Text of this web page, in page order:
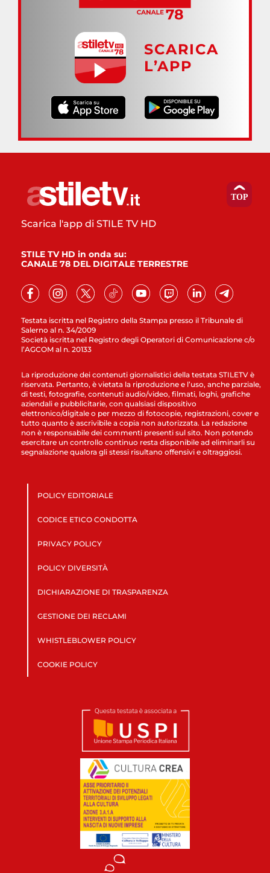
SCARICA
L’APP
Testata iscritta nel Registro della Stampa presso il Tribunale di
Salerno al n. 34/2009
Società iscritta nel Registro degli Operatori di Comunicazione c/o
l’AGCOM al n. 20133
Scarica l'app di STILE TV HD
STILE TV HD in onda su:
CANALE 78 DEL DIGITALE TERRESTRE
La riproduzione dei contenuti giornalistici della testata STILETV è
riservata. Pertanto, è vietata la riproduzione e l’uso, anche parziale,
di testi, fotografie, contenuti audio/video, filmati, loghi, grafiche
aziendali e pubblicitarie, con qualsiasi dispositivo
elettronico/digitale o per mezzo di fotocopie, registrazioni, cover e
tutto quanto è ascrivibile a copia non autorizzata. La redazione
non è responsabile dei commenti presenti sul sito. Non potendo
esercitare un controllo continuo resta disponibile ad eliminarli su
segnalazione qualora gli stessi risultano offensivi e oltraggiosi.
POLICY EDITORIALE
CODICE ETICO CONDOTTA
PRIVACY POLICY
POLICY DIVERSITÀ
DICHIARAZIONE DI TRASPARENZA
GESTIONE DEI RECLAMI
WHISTLEBLOWER POLICY
COOKIE POLICY